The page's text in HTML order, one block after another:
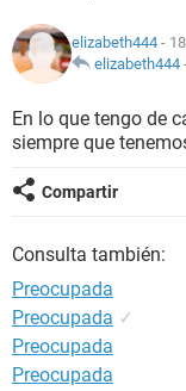
NUTRICIÓN
BIENESTAR
SEXUALIDAD
GLOSARIO
elizabeth444 -
elizabeth444
En lo que tengo de
siempre que
Compartir
Consulta también:
Preocupada
Preocupada ✓
Preocupada
Preocupada